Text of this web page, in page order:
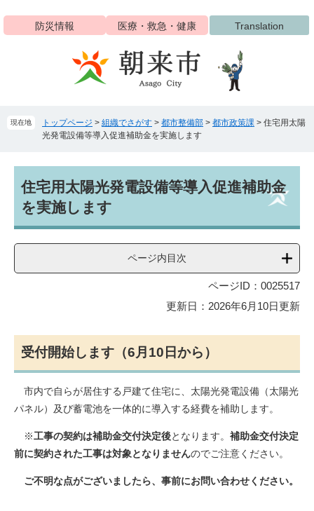
ジ
ュ
防災情報 医療・救急・健康 Translation
現在地 トップページ > 組織でさがす > 都市整備部 > 都市政策課 > 住宅用太陽
光発電設備等導入促進補助金を実施します
文住宅用太陽光発電設備等導入促進補助金
を実施します
ページ内目次
ページID：0025517
更新日：2026年6月10日更新
受付開始します（6月10日から）
市内で自らが居住する戸建て住宅に、太陽光発電設備（太陽光
パネル）及び蓄電池を一体的に導入する経費を補助します。
※工事の契約は補助金交付決定後となります。 補助金交付決定
前に契約された工事は対象となりませんのでご注意ください。​
ご不明な点がございましたら、事前にお問い合わせください。